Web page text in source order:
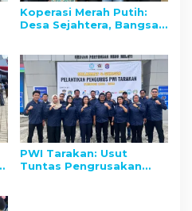
Koperasi Merah Putih:
Desa Sejahtera, Bangsa
PWI Tarakan: Usut
Tuntas Pengrusakan